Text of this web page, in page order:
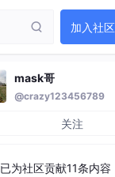
加入社区
mask哥
@crazy123456789
关注
已为社区贡献11条内容